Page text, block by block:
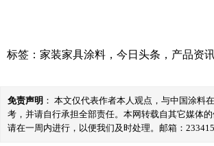
标签： 家装家具涂料 ， 今日头条 ， 产品资
免责声明 ： 本文仅代表作者本人观点，与中国涂
考，并请自行承担全部责任。本网转载自其它媒体
请在一周内进行，以便我们及时处理。邮箱：